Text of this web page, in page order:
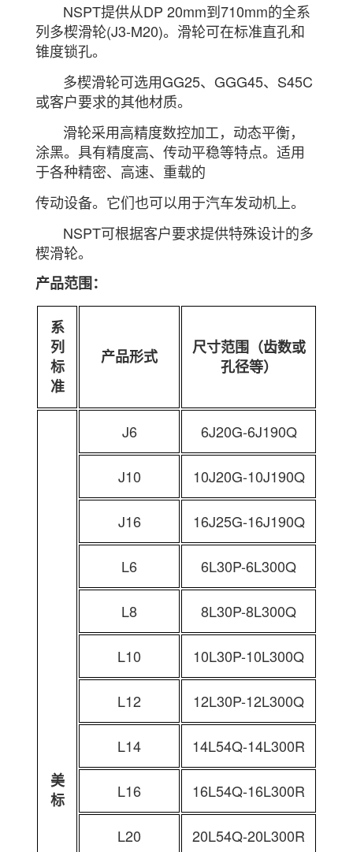
NSPT提供从DP 20mm到710mm的全系
列多楔滑轮(J3-M20)。滑轮可在标准直孔和
锥度锁孔。
多楔滑轮可选用GG25、GGG45、S45C
或客户要求的其他材质。
滑轮采用高精度数控加工，动态平衡，
涂黑。具有精度高、传动平稳等特点。适用
于各种精密、高速、重载的
传动设备。它们也可以用于汽车发动机上。
NSPT可根据客户要求提供特殊设计的多
楔滑轮。
产品范围：
系
列
标
准
产品形式
尺寸范围（齿数或
孔径等）
美
标
J6 6J20G-6J190Q
J10 10J20G-10J190Q
J16 16J25G-16J190Q
L6 6L30P-6L300Q
L8 8L30P-8L300Q
L10 10L30P-10L300Q
L12 12L30P-12L300Q
L14 14L54Q-14L300R
L16 16L54Q-16L300R
L20 20L54Q-20L300R